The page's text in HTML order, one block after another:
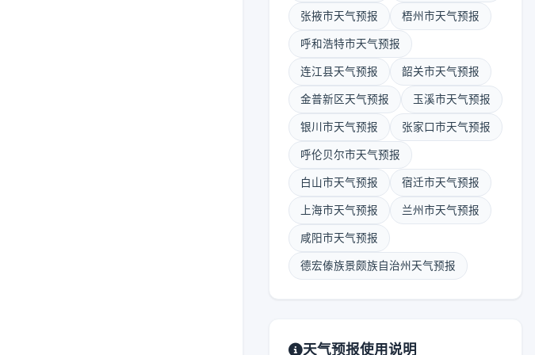
张掖市天气预报 梧州市天气预报
呼和浩特市天气预报
连江县天气预报 韶关市天气预报
金普新区天气预报 玉溪市天气预报
银川市天气预报 张家口市天气预报
呼伦贝尔市天气预报
白山市天气预报 宿迁市天气预报
上海市天气预报 兰州市天气预报
咸阳市天气预报
德宏傣族景颇族自治州天气预报
天气预报使用说明